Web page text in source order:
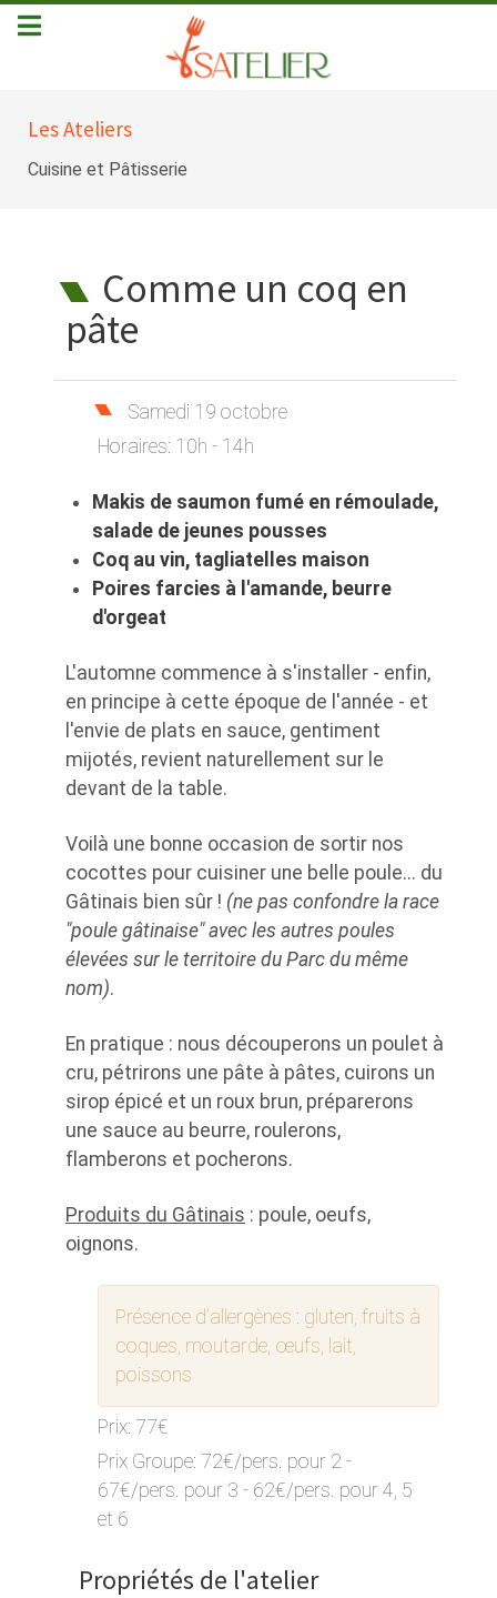
Les Ateliers
Cuisine et Pâtisserie
Comme un coq en
pâte
Samedi 19 octobre
Horaires: 10h - 14h
Makis de saumon fumé en rémoulade,
salade de jeunes pousses
Coq au vin, tagliatelles maison
Poires farcies à l'amande, beurre
d'orgeat
L'automne commence à s'installer - enfin,
en principe à cette époque de l'année - et
l'envie de plats en sauce, gentiment
mijotés, revient naturellement sur le
devant de la table.
Voilà une bonne occasion de sortir nos
cocottes pour cuisiner une belle poule... du
Gâtinais bien sûr ! (ne pas confondre la race
"poule gâtinaise" avec les autres poules
élevées sur le territoire du Parc du même
nom).
En pratique : nous découperons un poulet à
cru, pétrirons une pâte à pâtes, cuirons un
sirop épicé et un roux brun, préparerons
une sauce au beurre, roulerons,
flamberons et pocherons.
Produits du Gâtinais : poule, oeufs,
oignons.
Présence d’allergènes : gluten, fruits à
coques, moutarde, œufs, lait,
poissons
Prix: 77€
Prix Groupe: 72€/pers. pour 2 -
67€/pers. pour 3 - 62€/pers. pour 4, 5
et 6
Propriétés de l'atelier